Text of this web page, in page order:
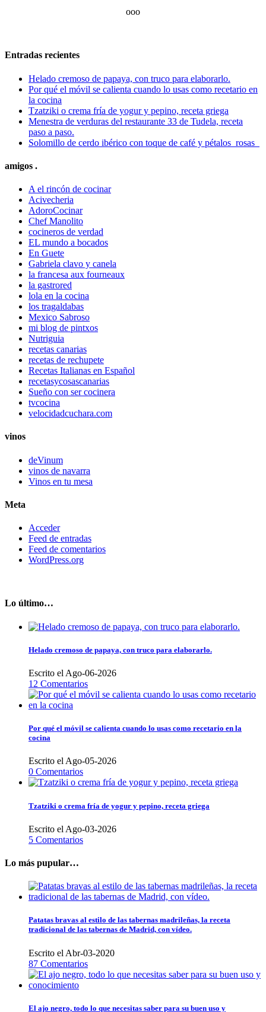
ooo
Entradas recientes
Helado cremoso de papaya, con truco para elaborarlo.
Por qué el móvil se calienta cuando lo usas como recetario en
la cocina
Tzatziki o crema fría de yogur y pepino, receta griega
Menestra de verduras del restaurante 33 de Tudela, receta
paso a paso.
Solomillo de cerdo ibérico con toque de café y pétalos rosas
amigos .
A el rincón de cocinar
Acivecheria
AdoroCocinar
Chef Manolito
cocineros de verdad
EL mundo a bocados
En Guete
Gabriela clavo y canela
la francesa aux fourneaux
la gastrored
lola en la cocina
los tragaldabas
Mexico Sabroso
mi blog de pintxos
Nutriguia
recetas canarias
recetas de rechupete
Recetas Italianas en Español
recetasycosascanarias
Sueño con ser cocinera
tvcocina
velocidadcuchara.com
vinos
deVinum
vinos de navarra
Vinos en tu mesa
Meta
Acceder
Feed de entradas
Feed de comentarios
WordPress.org
Lo último…
Helado cremoso de papaya, con truco para elaborarlo.
Escrito el Ago-06-2026
12 Comentarios
Por qué el móvil se calienta cuando lo usas como recetario en la
cocina
Escrito el Ago-05-2026
0 Comentarios
Tzatziki o crema fría de yogur y pepino, receta griega
Escrito el Ago-03-2026
5 Comentarios
Lo más pupular…
Patatas bravas al estilo de las tabernas madrileñas, la receta
tradicional de las tabernas de Madrid, con vídeo.
Escrito el Abr-03-2020
87 Comentarios
El ajo negro, todo lo que necesitas saber para su buen uso y